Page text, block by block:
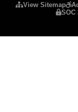
View Sitemap
SOC